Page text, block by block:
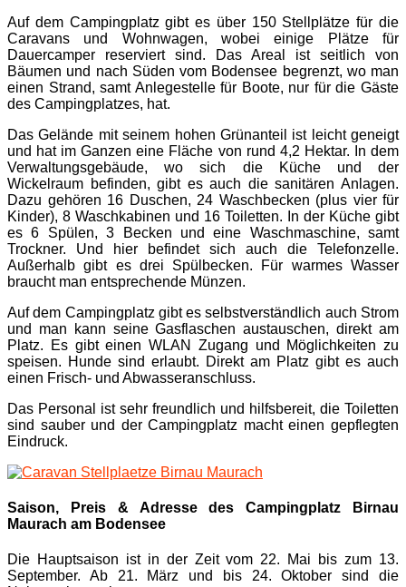
Auf dem Campingplatz gibt es über 150 Stellplätze für die
Caravans und Wohnwagen, wobei einige Plätze für
Dauercamper reserviert sind. Das Areal ist seitlich von
Bäumen und nach Süden vom Bodensee begrenzt, wo man
einen Strand, samt Anlegestelle für Boote, nur für die Gäste
des Campingplatzes, hat.
Das Gelände mit seinem hohen Grünanteil ist leicht geneigt
und hat im Ganzen eine Fläche von rund 4,2 Hektar. In dem
Verwaltungsgebäude, wo sich die Küche und der
Wickelraum befinden, gibt es auch die sanitären Anlagen.
Dazu gehören 16 Duschen, 24 Waschbecken (plus vier für
Kinder), 8 Waschkabinen und 16 Toiletten. In der Küche gibt
es 6 Spülen, 3 Becken und eine Waschmaschine, samt
Trockner. Und hier befindet sich auch die Telefonzelle.
Außerhalb gibt es drei Spülbecken. Für warmes Wasser
braucht man entsprechende Münzen.
Auf dem Campingplatz gibt es selbstverständlich auch Strom
und man kann seine Gasflaschen austauschen, direkt am
Platz. Es gibt einen WLAN Zugang und Möglichkeiten zu
speisen. Hunde sind erlaubt. Direkt am Platz gibt es auch
einen Frisch- und Abwasseranschluss.
Das Personal ist sehr freundlich und hilfsbereit, die Toiletten
sind sauber und der Campingplatz macht einen gepflegten
Eindruck.
Saison, Preis & Adresse des Campingplatz Birnau
Maurach am Bodensee
Die Hauptsaison ist in der Zeit vom 22. Mai bis zum 13.
September. Ab 21. März und bis 24. Oktober sind die